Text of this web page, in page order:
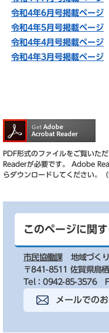
令和4年6月号掲載ページ
令和4年5月号掲載ページ
令和4年4月号掲載ページ
令和4年3月号掲載ページ
PDF形式のファイルをご覧いた
Readerが必要です。
Adobe
らダウンロードしてください。（
このページに関
市民協働課
地域づく
〒841-8511 佐賀県鳥
Tel：0942-85-3576
メールでの